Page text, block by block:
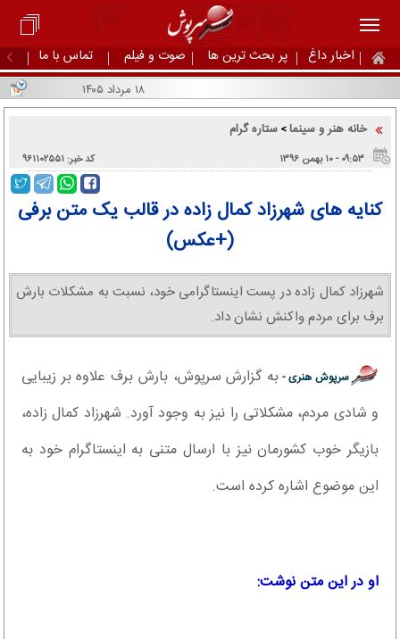
اخبار داغ پر بحث ترین ها صوت و فیلم تماس با ما
۱۸ مرداد ۱۴۰۵
خانه هنر و سینما> ستاره گرام
۰۹:۵۳ - ۱۰ بهمن ۱۳۹۶ کد خبر: ۹۶۱۱۰۲۵۵۱
کنایه های شهرزاد کمال زاده در قالب یک متن برفی
(+عکس)
شهرزاد کمال زاده در پست اینستاگرامی خود، نسبت به مشکلات بارش
برف برای مردم واکنش نشان داد.
سرپوش هنری -به گزارش سرپوش، بارش برف علاوه بر زیبایی
و شادی مردم، مشکلاتی را نیز به وجود آورد. شهرزاد کمال زاده،
بازیگر خوب کشورمان نیز با ارسال متنی به اینستاگرام خود به
این موضوع اشاره کرده است.
او در این متن نوشت: